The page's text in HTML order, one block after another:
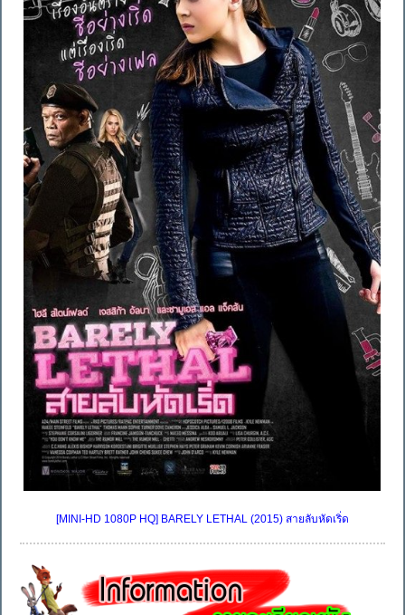
[MINI-HD 1080P HQ] BARELY LETHAL (2015) สายลับหัดเริ่ด